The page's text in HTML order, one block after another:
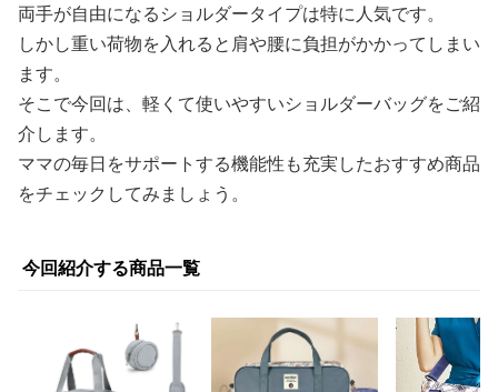
両手が自由になるショルダータイプは特に人気です。
しかし重い荷物を入れると肩や腰に負担がかかってしまい
ます。
そこで今回は、軽くて使いやすいショルダーバッグをご紹
介します。
ママの毎日をサポートする機能性も充実したおすすめ商品
をチェックしてみましょう。
今回紹介する商品一覧